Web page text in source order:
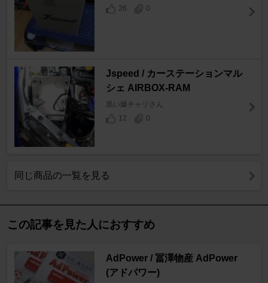
26
0
Jspeed / カーステーションマル
シェ AIRBOX-RAM
黒い爆チャリさん
12
0
同じ商品の一覧を見る
この記事を見た人におすすめ
AdPower / 冨澤物産 AdPower
(アドパワー)